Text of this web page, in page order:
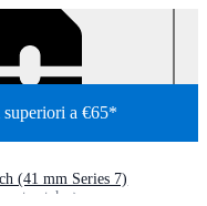
superiori a €65*
(41 mm Series 7)